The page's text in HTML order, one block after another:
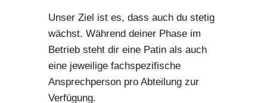
Unser Ziel ist es, dass auch du stetig
wächst. Während deiner Phase im
Betrieb steht dir eine Patin als auch
eine jeweilige fachspezifische
Ansprechperson pro Abteilung zur
Verfügung.